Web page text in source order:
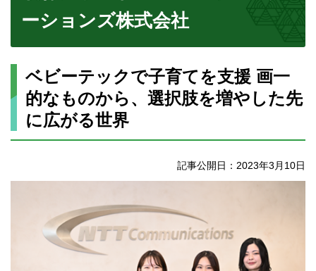
ーションズ株式会社
ベビーテックで子育てを支援 画一
的なものから、選択肢を増やした先
に広がる世界
記事公開日：2023年3月10日